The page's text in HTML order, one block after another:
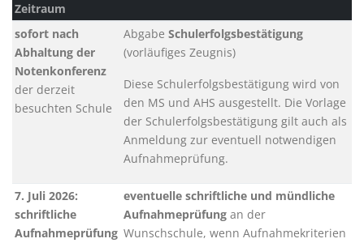
Zeitraum
sofort nach
Abhaltung der
Notenkonferenz
der derzeit
besuchten Schule
AbgabeSchulerfolgsbestätigung
(vorläufiges Zeugnis)
Diese Schulerfolgsbestätigung wird von
den MS und AHS ausgestellt. Die Vorlage
der Schulerfolgsbestätigung gilt auch als
Anmeldung zur eventuell notwendigen
Aufnahmeprüfung.
7. Juli 2026:
schriftliche
Aufnahmeprüfung
eventuelle schriftliche und mündliche
Aufnahmeprüfungan der
Wunschschule,wenn Aufnahmekriterien